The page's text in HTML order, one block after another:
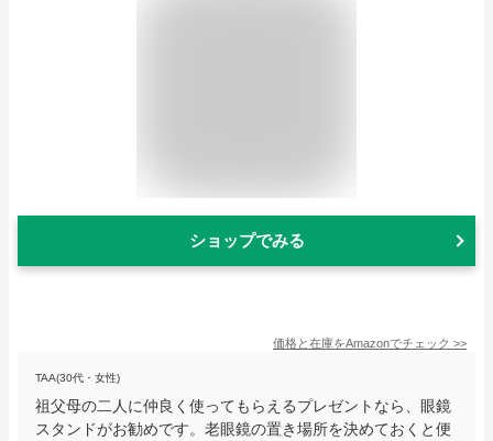
ショップでみる
価格と在庫をAmazonでチェック >>
TAA(30代・女性)
祖父母の二人に仲良く使ってもらえるプレゼントなら、眼鏡
スタンドがお勧めです。老眼鏡の置き場所を決めておくと便